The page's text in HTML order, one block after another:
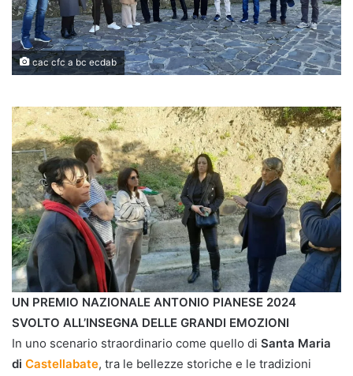
cac cfc a bc ecdab
UN PREMIO NAZIONALE ANTONIO PIANESE 2024
SVOLTO ALL’INSEGNA DELLE GRANDI EMOZIONI
In uno scenario straordinario come quello di Santa Maria
di Castellabate, tra le bellezze storiche e le tradizioni